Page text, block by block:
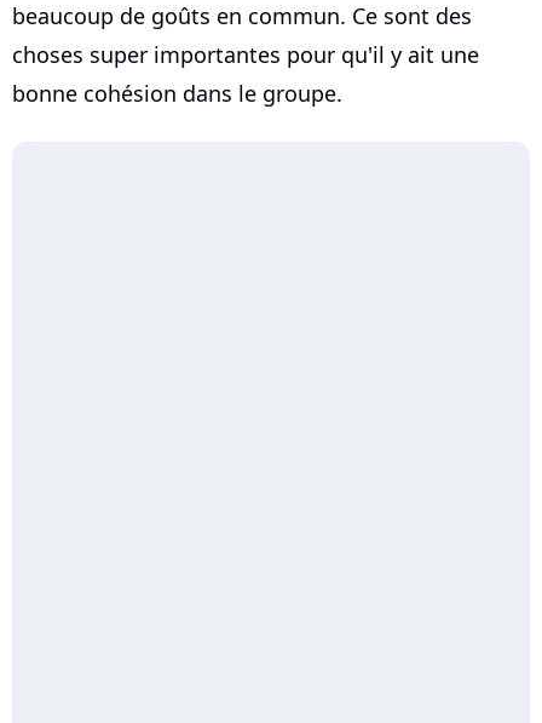
beaucoup de goûts en commun. Ce sont des
choses super importantes pour qu'il y ait une
bonne cohésion dans le groupe.